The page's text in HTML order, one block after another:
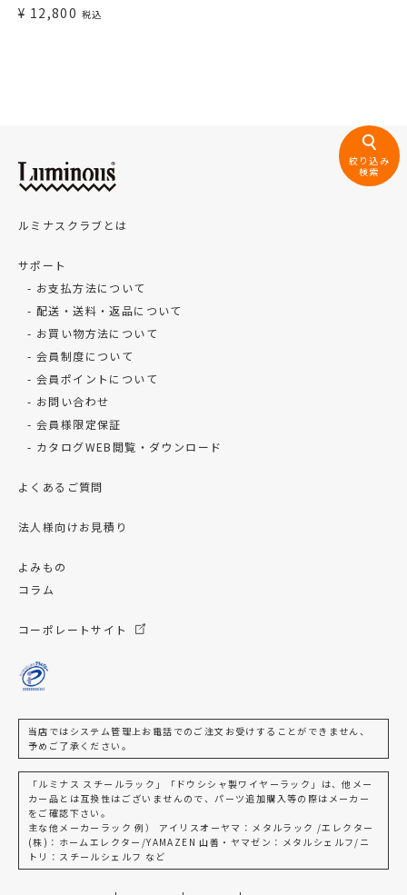
¥ 12,800 税込
絞り込み
検索
ルミナスクラブとは
サポート
お支払方法について
配送・送料・返品について
お買い物方法について
会員制度について
会員ポイントについて
お問い合わせ
会員様限定保証
カタログWEB閲覧・ダウンロード
よくあるご質問
法人様向けお見積り
よみもの
コラム
コーポレートサイト
当店ではシステム管理上お電話でのご注文お受けすることができません、
予めご了承ください。
「ルミナス スチールラック」「ドウシシャ製ワイヤーラック」は、他メー
カー品とは互換性はございませんので、パーツ追加購入等の際はメーカー
をご確認下さい。
主な他メーカーラック 例） アイリスオーヤマ：メタルラック /エレクター
(株)：ホームエレクター/YAMAZEN 山善・ヤマゼン：メタルシェルフ/ニ
トリ：スチールシェルフ など